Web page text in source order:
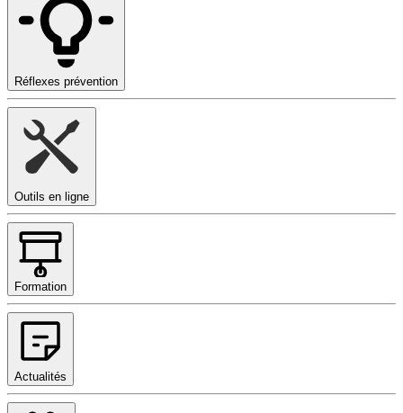
Réflexes prévention
Outils en ligne
Formation
Actualités